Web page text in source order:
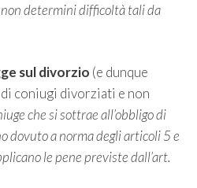
determini difficoltà tali da
sul divorzio (e dunque
coniugi divorziati e non
che si sottrae all’obbligo di
dovuto a norma degli articoli 5 e
le pene previste dall’art.